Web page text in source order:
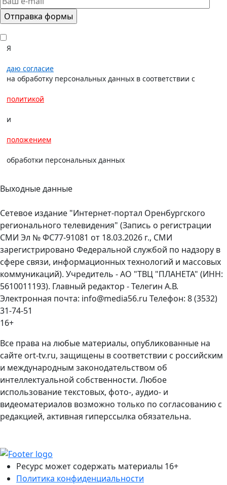
Я
даю согласие
на обработку персональных данных в соответствии с
политикой
и
положением
обработки персональных данных
Выходные данные
Сетевое издание "Интернет-портал Оренбургского
регионального телевидения" (Запись о регистрации
СМИ Эл № ФС77-91081 от 18.03.2026 г., СМИ
зарегистрировано Федеральной службой по надзору в
сфере связи, информационных технологий и массовых
коммуникаций). Учредитель - АО "ТВЦ "ПЛАНЕТА" (ИНН:
5610011193). Главный редактор - Телегин А.В.
Электронная почта: info@media56.ru Телефон: 8 (3532)
31-74-51
16+
Все права на любые материалы, опубликованные на
сайте ort-tv.ru, защищены в соответствии с российским
и международным законодательством об
интеллектуальной собственности. Любое
использование текстовых, фото-, аудио- и
видеоматериалов возможно только по согласованию с
редакцией, активная гиперссылка обязательна.
Ресурс может содержать материалы 16+
Политика конфиденциальности